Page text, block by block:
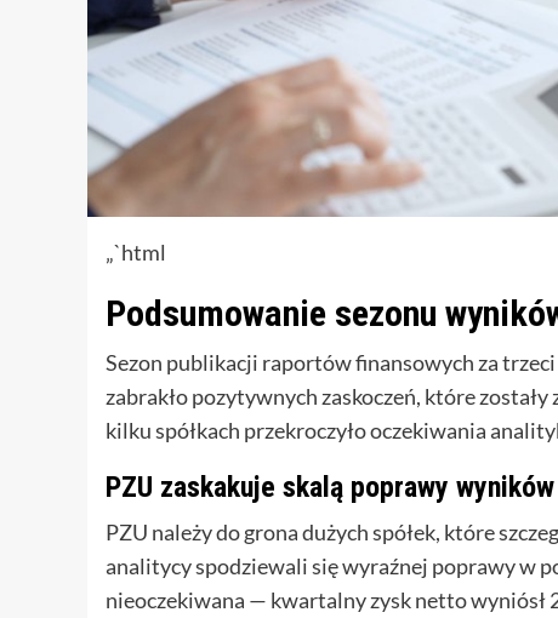
„`html
Podsumowanie sezonu
Sezon publikacji raportów finansowych za
zabrakło pozytywnych zaskoczeń, które
kilku spółkach przekroczyło oczekiwania
PZU zaskakuje skalą poprawy wyników
PZU należy do grona dużych spółek, które
analitycy spodziewali się wyraźnej poprawy w
nieoczekiwana — kwartalny zysk netto wyniósł